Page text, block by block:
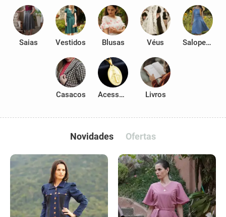
Saias Vestidos Blusas Véus Salopetes
Casacos Acessórios Livros
Novidades Ofertas